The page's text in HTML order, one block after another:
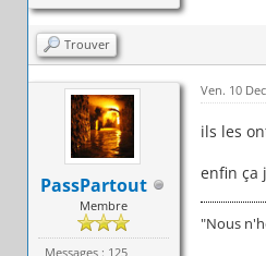
Trouver
PassPartout
Membre
Messages : 125
Ven. 10
ils les
enfin ça
"Nous